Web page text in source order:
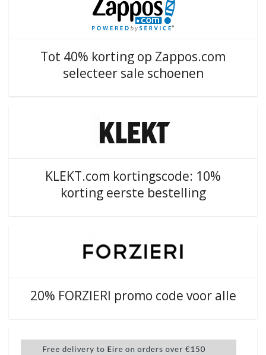
Tot 40% korting op Zappos.com
selecteer sale schoenen
KLEKT.com kortingscode: 10%
korting eerste bestelling
20% FORZIERI promo code voor alle